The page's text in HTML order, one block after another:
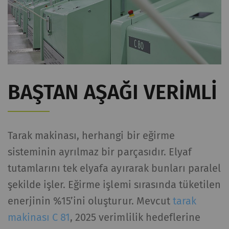
BAŞTAN AŞAĞI VERIMLI
Tarak makinası, herhangi bir eğirme
sisteminin ayrılmaz bir parçasıdır. Elyaf
tutamlarını tek elyafa ayırarak bunları paralel
şekilde işler. Eğirme işlemi sırasında tüketilen
enerjinin %15’ini oluşturur. Mevcut tarak
makinası C 81, 2025 verimlilik hedeflerine
İstatistik ve pazarlama
İstatistiksel tanımlama bilgileri, anonim olarak
bilgi toplayıp raporlayarak ziyaretçilerin web
sayfalarıyla nasıl etkileşim kurduğunu
ziyaretçileri takip etmek için pazarlama
tanımlama bilgileri kullanılır. Burada amaç, her
bir kullanıcıyla alakalı, ilgi çekici reklamlar
göstermektir. Bu nedenle yayıncılar ve üçüncü
taraf reklamverenler için daha değerlidir.
Ad ve
soyadı
Amaç Süre Tip
_ga
Eşsiz bir kimlik
kaydeder. Web sitesinde
2 yıl